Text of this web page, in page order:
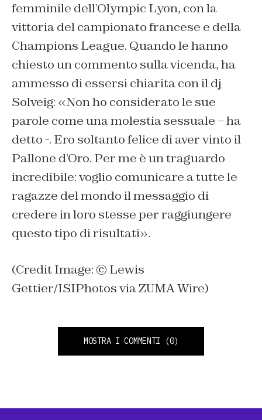
femminile dell’Olympic Lyon, con la
vittoria del campionato francese e della
Champions League. Quando le hanno
chiesto un commento sulla vicenda, ha
ammesso di essersi chiarita con il dj
Solveig: «Non ho considerato le sue
parole come una molestia sessuale – ha
detto -. Ero soltanto felice di aver vinto il
Pallone d’Oro. Per me è un traguardo
incredibile: voglio comunicare a tutte le
ragazze del mondo il messaggio di
credere in loro stesse per raggiungere
questo tipo di risultati».
(Credit Image: © Lewis
Gettier/ISIPhotos via ZUMA Wire)
MOSTRA I COMMENTI (0)